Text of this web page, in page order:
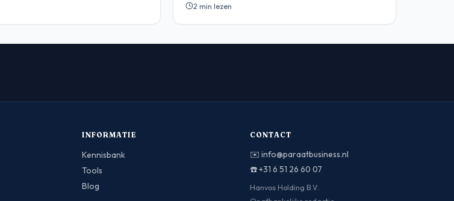
2 min lezen
INFORMATIE
Kennisbank
Tools
Blog
CONTACT
✉️info@paraatbusiness.nl
☎️+31 6 51 26 60 07
Hanvos Holding B.V.